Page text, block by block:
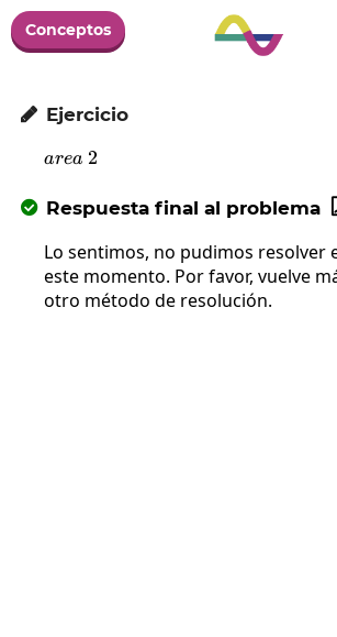
Conceptos
 Ejercicio
area\:2
area 2
 Respuesta final al problema
Lo sentimos, no pudimos resolver
este momento. Por favor, vuelve
otro método de resolución.